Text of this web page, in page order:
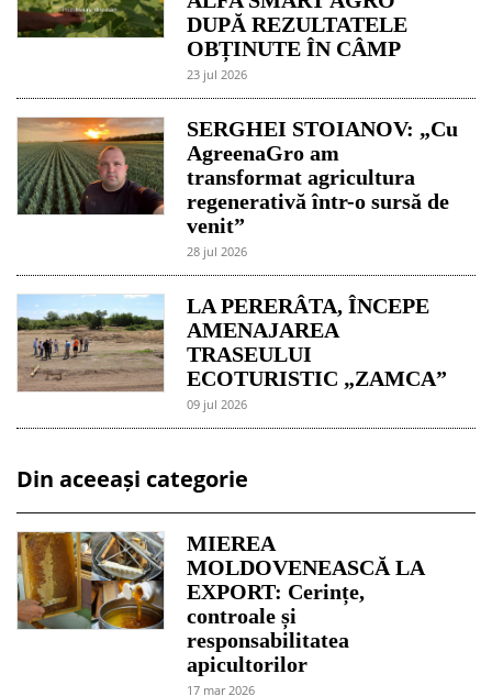
DUPĂ REZULTATELE
OBȚINUTE ÎN CÂMP
23 jul 2026
SERGHEI STOIANOV: „Cu
AgreenaGro am
transformat agricultura
regenerativă într-o sursă de
venit”
28 jul 2026
LA PERERÂTA, ÎNCEPE
AMENAJAREA
TRASEULUI
ECOTURISTIC „ZAMCA”
09 jul 2026
Din aceeași categorie
MIEREA
MOLDOVENEASCĂ LA
EXPORT: Cerințe,
controale și
responsabilitatea
apicultorilor
17 mar 2026